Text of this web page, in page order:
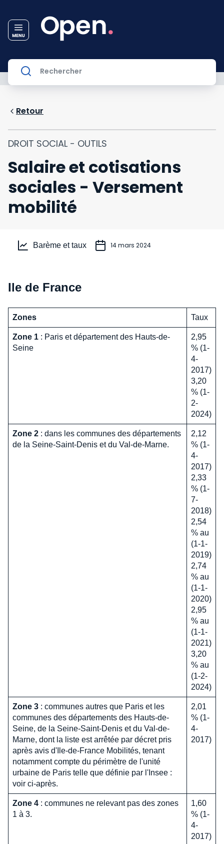
Retour
DROIT SOCIAL - OUTILS
Salaire et cotisations
sociales - Versement
mobilité
Barème et taux 14 mars 2024
Ile de France
Zones Taux
Zone 1 : Paris et département des Hauts-de-
Seine
2,95
% (1-
4-
2017)
3,20
% (1-
2-
2024)
Zone 2 : dans les communes des départements
de la Seine-Saint-Denis et du Val-de-Marne.
2,12
% (1-
4-
2017)
2,33
% (1-
7-
2018)
2,54
% au
(1-1-
2019)
2,74
% au
(1-1-
2020)
2,95
% au
(1-1-
2021)
3,20
% au
(1-2-
2024)
Zone 3 : communes autres que Paris et les
communes des départements des Hauts-de-
Seine, de la Seine-Saint-Denis et du Val-de-
Marne, dont la liste est arrêtée par décret pris
après avis d'Ile-de-France Mobilités, tenant
notamment compte du périmètre de l'unité
urbaine de Paris telle que définie par l'Insee :
voir ci-après.
2,01
% (1-
4-
2017)
Zone 4 : communes ne relevant pas des zones
1 à 3.
1,60
% (1-
4-
2017)